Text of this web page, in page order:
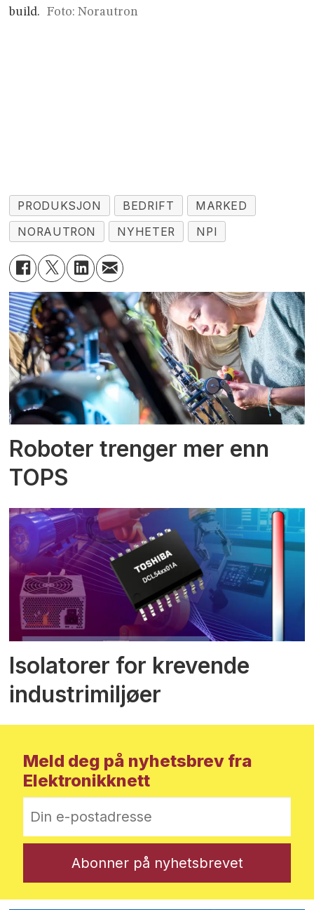
build. Foto: Norautron
PRODUKSJON BEDRIFT
MARKED
NORAUTRON
NYHETER NPI
Roboter trenger mer enn
TOPS
Isolatorer for krevende
industrimiljøer
Meld deg på nyhetsbrev fra
Elektronikknett